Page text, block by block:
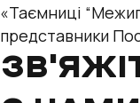
«Таємниці
представники
міжнародних
Верховного